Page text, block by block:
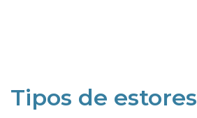
Tipos de estores